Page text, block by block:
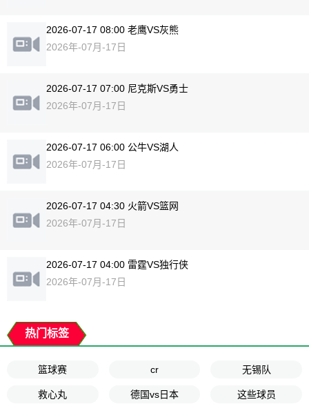
2026-07-17 08:00 老鹰VS灰熊
2026年-07月-17日
2026-07-17 07:00 尼克斯VS勇士
2026年-07月-17日
2026-07-17 06:00 公牛VS湖人
2026年-07月-17日
2026-07-17 04:30 火箭VS篮网
2026年-07月-17日
2026-07-17 04:00 雷霆VS独行侠
2026年-07月-17日
热门标签
篮球赛 cr 无锡队
救心丸 德国vs日本 这些球员